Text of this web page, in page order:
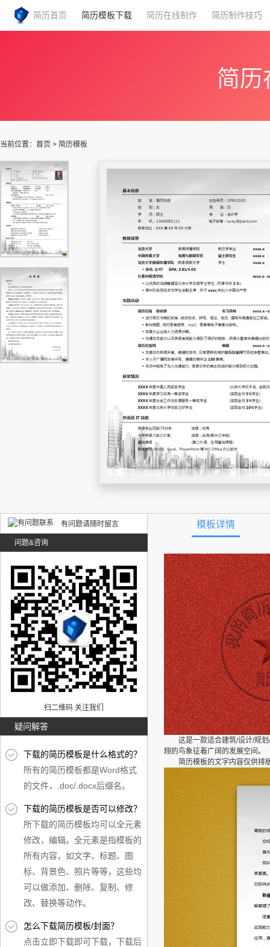
简历首页 简历模板下载 简历在线制作 简历制作技巧
简历
当前位置： 首页 > 简历模板
有问题请随时留言
问题&咨询
扫二维码 关注我们
疑问解答
下载的简历模板是什么格式的？
所有的简历模板都是Word格式
的文件，.doc/.docx后缀名。
下载的简历模板是否可以修改？
所下载的简历模板均可以全元素
修改，编辑。全元素是指模板的
所有内容，如文字、标题、图
标、背景色、照片等等，这些均
可以做添加、删除、复制、修
改、替换等动作。
怎么下载简历模板/封面？
点击立即下载即可下载，下载后
模板详情
这是一款适合建筑/设计/规划/
翔的鸟象征着广阔的发展空间。
简历模板的文字内容仅供排版